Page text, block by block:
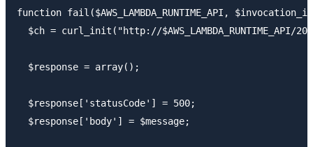
function fail($AWS_LAMBDA_RUNTIME_API,
$ch = curl_init("http://$AWS_LAMBDA_RUNTIME_API/
  $response = array();
  $response['statusCode'] = 500;
  $response['body'] = $message;